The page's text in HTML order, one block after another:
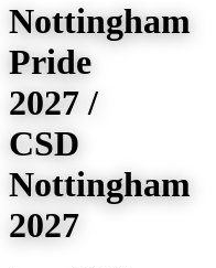
Nottingham
Pride
2027 /
CSD
Nottingham
2027